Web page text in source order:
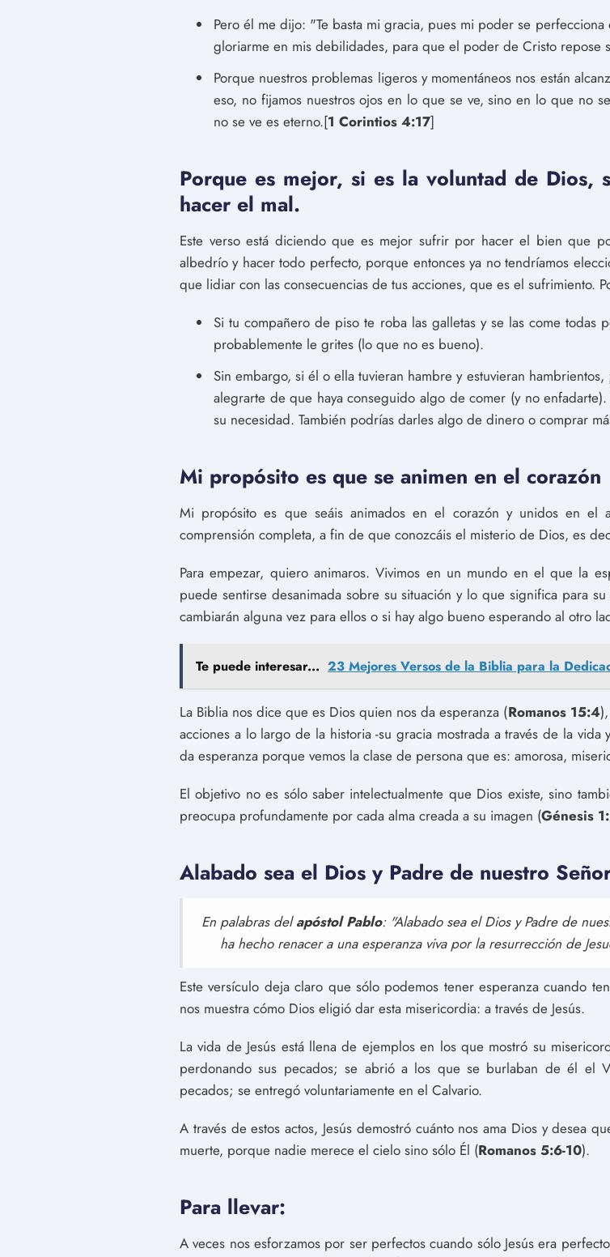
Pero él me dijo: "Te basta mi gracia, pues mi poder se
gloriarme en mis debilidades, para que el poder de Cristo repose
Porque nuestros problemas ligeros y momentáneos nos están
eso, no fijamos nuestros ojos en lo que se ve, sino en lo que no
no se ve es eterno.[1 Corintios 4:17]
Porque es mejor, si es la voluntad de
hacer el mal.
Este verso está diciendo que es mejor sufrir por hacer el bien que
albedrío y hacer todo perfecto, porque entonces ya no tendríamos
que lidiar con las consecuencias de tus acciones, que es el sufrimiento.
Si tu compañero de piso te roba las galletas y se las come todas
probablemente le grites (lo que no es bueno).
Sin embargo, si él o ella tuvieran hambre y estuvieran
alegrarte de que haya conseguido algo de comer (y no
su necesidad. También podrías darles algo de dinero o comprar
Mi propósito es que se animen en el corazón
Mi propósito es que seáis animados en el corazón y unidos en el
comprensión completa, a fin de que conozcáis el misterio de Dios, es
Para empezar, quiero animaros. Vivimos en un mundo en el que la
puede sentirse desanimada sobre su situación y lo que significa para
cambiarán alguna vez para ellos o si hay algo bueno esperando al otro
Te puede interesar... 23 Mejores Versos de la Biblia para la
La Biblia nos dice que es Dios quien nos da esperanza (Romanos 15:4
acciones a lo largo de la historia -su gracia mostrada a través de la
da esperanza porque vemos la clase de persona que es: amorosa,
El objetivo no es sólo saber intelectualmente que Dios existe, sino
preocupa profundamente por cada alma creada a su imagen (Génesis
Alabado sea el Dios y Padre de nuestro
En palabras delapóstol Pablo: "Alabado sea el Dios y Padre de
ha hecho renacer a una esperanza viva por la resurrección de
Este versículo deja claro que sólo podemos tener esperanza cuando
nos muestra cómo Dios eligió dar esta misericordia: a través de Jesús.
La vida de Jesús está llena de ejemplos en los que mostró su
perdonando sus pecados; se abrió a los que se burlaban de él el
pecados; se entregó voluntariamente en el Calvario.
A través de estos actos, Jesús demostró cuánto nos ama Dios y desea
muerte, porque nadie merece el cielo sino sólo Él (Romanos 5:6-10).
Para llevar:
A veces nos esforzamos por ser perfectos cuando sólo Jesús era